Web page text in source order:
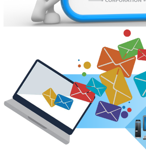
(26/06/2026, 00:00)
KẾT QUẢ THỰC HIỆN TÍN DỤNG CHÍNH
BÀN XÃ KRÔNG BÚK 06 THÁNG NĂM
(25/06/2026, 00:00)
TRIỂN KHAI TIỀN GỬI TÍCH LŨY VÀ
TẠI PHÒNG GIAO DỊCH NGÂN HÀNG
KRÔNG BÚK
(26/05/2026, 00:00)
Hiệu quả mô hình thoát nghèo nhờ